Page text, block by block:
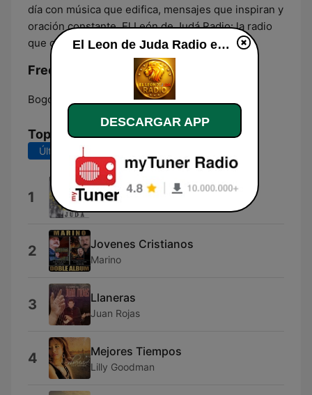
día con música que edifica, mensajes que inspiran y
oración constante. El León de Judá Radio: la radio
que cambia tu 🌍.
Frecuencias El Leon de Juda Radio:
Bogotá:
Top Canciones
Últimos 7 días
1 Intro
2 Jovenes Cristianos
Marino
3 Llaneras
Juan Rojas
4 Mejores Tiempos
Lilly Goodman
El Leon de Juda Radio en vivo
DESCARGAR APP